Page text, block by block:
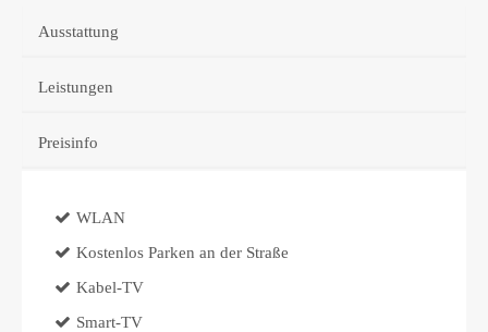
Ausstattung
Leistungen
Preisinfo
WLAN
Kostenlos Parken an der Straße
Kabel-TV
Smart-TV